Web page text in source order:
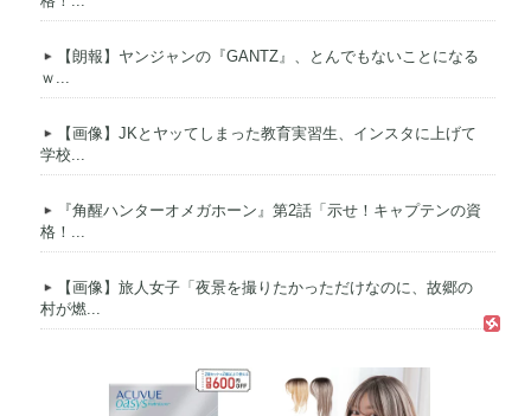
【朗報】ヤンジャンの『GANTZ』、とんでもないことになる
ｗ...
【画像】JKとヤッてしまった教育実習生、インスタに上げて
学校...
『角醒ハンターオメガホーン』第2話「示せ！キャプテンの資
格！...
【画像】旅人女子「夜景を撮りたかっただけなのに、故郷の
村が燃...